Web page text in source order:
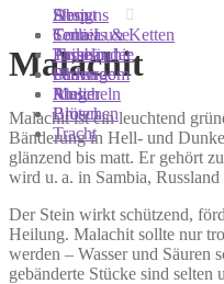
Malachit
Malachit ist ein leuchtend
Bänderung in Hell- und
glänzend bis matt. Er gehört
wird u. a. in Sambia,
Der Stein wirkt schützend,
Heilung. Malachit sollte nur
werden – Wasser und Säuren
gebänderte Stücke sind selten
Shop
Colliers & Ketten
Armbänder
Ohrringe
Ringe
Broschen
Designs
Terra Luxe
Tasseln
Perlen
Muscheln
Blüten
Tracht
About
Sonnia
Philosophie
Showroom
Atelier